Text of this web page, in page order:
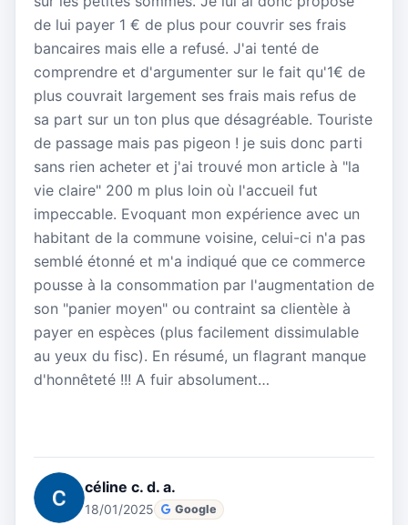
de lui payer 1 € de plus pour couvrir ses frais
bancaires mais elle a refusé. J'ai tenté de
comprendre et d'argumenter sur le fait qu'1€ de
plus couvrait largement ses frais mais refus de
sa part sur un ton plus que désagréable. Touriste
de passage mais pas pigeon ! je suis donc parti
sans rien acheter et j'ai trouvé mon article à "la
vie claire" 200 m plus loin où l'accueil fut
impeccable. Evoquant mon expérience avec un
habitant de la commune voisine, celui-ci n'a pas
semblé étonné et m'a indiqué que ce commerce
pousse à la consommation par l'augmentation de
son "panier moyen" ou contraint sa clientèle à
payer en espèces (plus facilement dissimulable
au yeux du fisc). En résumé, un flagrant manque
d'honnêteté !!! A fuir absolument…
céline c. d. a.
18/01/2025 Google